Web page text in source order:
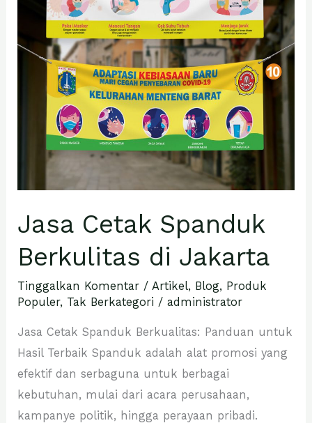
Jasa Cetak Spanduk
Berkulitas di Jakarta
Tinggalkan Komentar /Artikel, Blog, Produk
Populer, Tak Berkategori /administrator
Jasa Cetak Spanduk Berkualitas: Panduan untuk
Hasil Terbaik Spanduk adalah alat promosi yang
efektif dan serbaguna untuk berbagai
kebutuhan, mulai dari acara perusahaan,
kampanye politik, hingga perayaan pribadi.
Jakarta